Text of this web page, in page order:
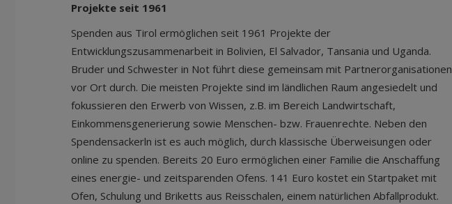
Projekte seit 1961
Spenden aus Tirol ermöglichen seit 1961 Projekte der
Entwicklungszusammenarbeit in Bolivien, El Salvador, Tansania und Uganda.
Bruder und Schwester in Not führt diese gemeinsam mit Partnerorganisationen
vor Ort durch. Die meisten Projekte sind im ländlichen Raum angesiedelt und
fokussieren den Erwerb von Wissen, z.B. im Bereich Landwirtschaft,
Einkommensgenerierung sowie Menschen- bzw. Frauenrechte. Neben den
Spendensackerln ist es auch möglich, durch klassische Überweisungen oder
online zu spenden. Bereits 20 Euro ermöglichen einer Familie die Anschaffung
eines energie- und zeitsparenden Ofens. 141 Euro kostet ein Startpaket mit
Ofen, Schulung und Briketts aus Reisschalen, einem natürlichen Abfallprodukt.